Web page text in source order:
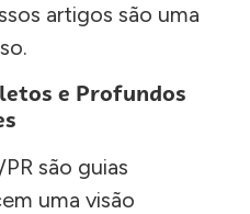
artigos são uma
e Profundos
são guias
uma visão